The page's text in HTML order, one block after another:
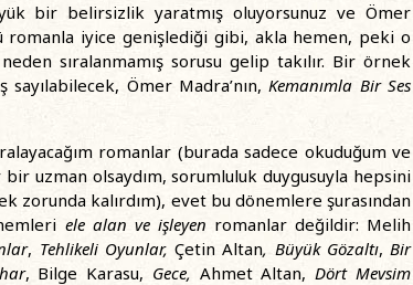
bir belirsizlik yaratmış oluyorsunuz ve Ömer
romanla iyice genişlediği gibi, akla hemen, peki o
sıralanmamış sorusu gelip takılır. Bir örnek
sayılabilecek, Ömer Madra’nın,Kemanımla Bir Ses
romanlar (burada sadece okuduğum ve
uzman olsaydım, sorumluluk duygusuyla hepsini
zorunda kalırdım), evet bu dönemlere şurasından
ele alan ve işleyen romanlar değildir: Melih
, Tehlikeli Oyunlar,Çetin Altan, Büyük Gözaltı,Bir
, Bilge Karasu, Gece, Ahmet Altan,Dört Mevsim